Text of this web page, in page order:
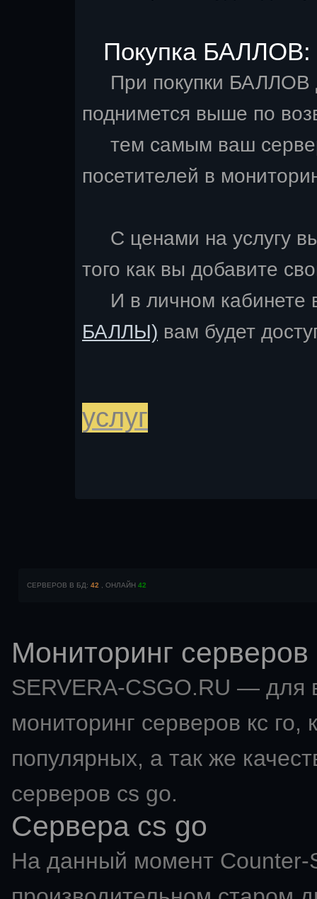
Покупка БАЛЛОВ:
При покупки БАЛЛОВ
поднимется выше по
тем самым ваш
посетителей в
С ценами на услугу
того как вы добавите
И в личном кабинете
БАЛЛЫ) вам будет
услуг
СЕРВЕРОВ В БД: 42 , ОНЛАЙН 42
Мониторинг
SERVERA-CSGO.RU — для
мониторинг серверов кс го,
популярных, а так же
серверов cs go.
Сервера cs go
На данный момент Counter-